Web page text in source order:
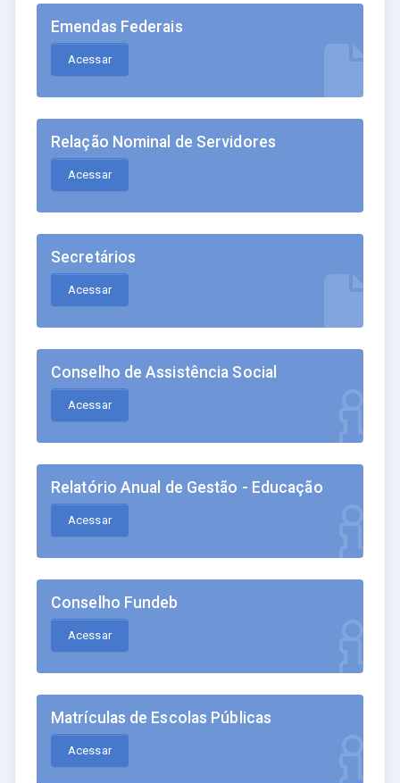
Emendas Federais
Acessar
Relação Nominal de Servidores
Acessar
Secretários
Acessar
Conselho de Assistência Social
Acessar
Relatório Anual de Gestão - Educação
Acessar
Conselho Fundeb
Acessar
Matrículas de Escolas Públicas
Acessar